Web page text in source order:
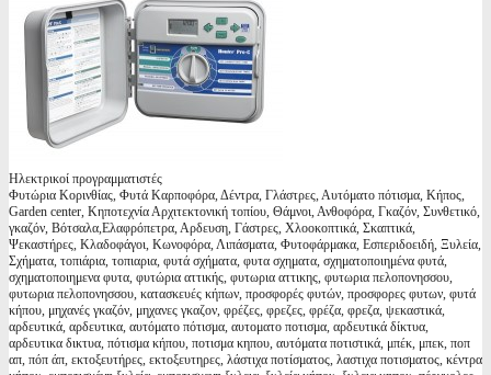
Ηλεκτρικοί προγραμματιστές
Φυτώρια Κορινθίας, Φυτά Καρποφόρα, Δέντρα, Γλάστρες, Αυτόματο πότισμα, Κήπος,
Garden center, Κηποτεχνία Αρχιτεκτονική τοπίου, Θάμνοι, Ανθοφόρα, Γκαζόν, Συνθετικό,
γκαζόν, Βότσαλα,Ελαφρόπετρα, Αρδευση, Γάστρες, Χλοοκοπτικά, Σκαπτικά,
Ψεκαστήρες, Κλαδοφάγοι, Κωνοφόρα, Λιπάσματα, Φυτοφάρμακα, Εσπεριδοειδή, Ξυλεία,
Σχήματα, τοπιάρια, τοπιαρια, φυτά σχήματα, φυτα σχηματα, σχηματοποιημένα φυτά,
σχηματοποιημενα φυτα, φυτώρια αττικής, φυτωρια αττικης, φυτωρια πελοπονησσου,
φυτωρια πελοπονησσου, κατασκευές κήπων, προσφορές φυτών, προσφορες φυτων, φυτά
κήπου, μηχανές γκαζόν, μηχανες γκαζον, φρέζες, φρεζες, φρέζα, φρεζα, ψεκαστικά,
αρδευτικά, αρδευτικα, αυτόματο πότισμα, αυτοματο ποτισμα, αρδευτικά δίκτυα,
αρδευτικα δικτυα, πότισμα κήπου, ποτισμα κηπου, αυτόματα ποτιστικά, μπέκ, μπεκ, ποπ
απ, πόπ άπ, εκτοξευτήρες, εκτοξευτηρες, λάστιχα ποτίσματος, λαστιχα ποτισματος, κέντρα